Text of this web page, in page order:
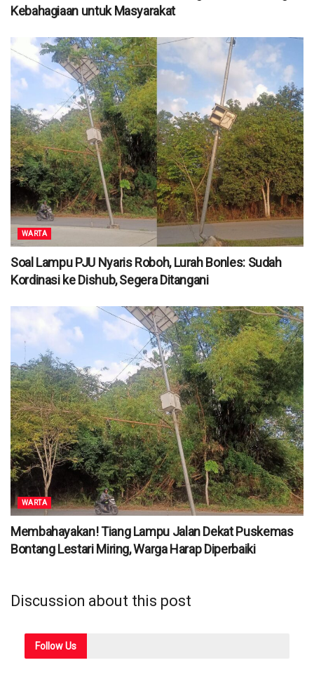
Kebahagiaan untuk Masyarakat
WARTA
Soal Lampu PJU Nyaris Roboh, Lurah Bonles: Sudah
Kordinasi ke Dishub, Segera Ditangani
WARTA
Membahayakan! Tiang Lampu Jalan Dekat Puskemas
Bontang Lestari Miring, Warga Harap Diperbaiki
Discussion about this post
FollowUs